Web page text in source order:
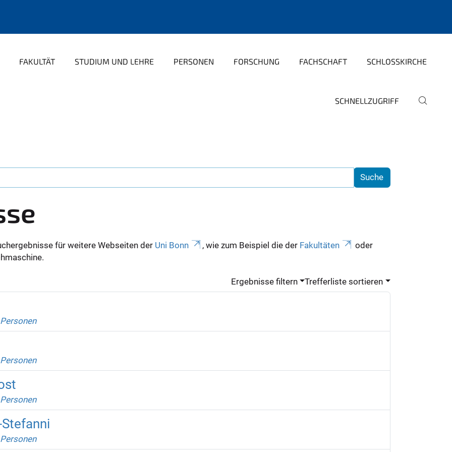
FAKULTÄT STUDIUM UND LEHRE PERSONEN FORSCHUNG FACHSCHAFT SCHLOSSKIRCHE
SCHNELLZUGRIFF
für weitere Webseiten der Uni Bonn , wie zum Beispiel die der Fakultäten
oder
Ergebnisse filtern Trefferliste sortieren